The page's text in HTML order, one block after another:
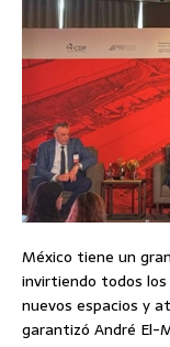
México tiene un
invirtiendo todos
nuevos espacios y
garantizó André El-